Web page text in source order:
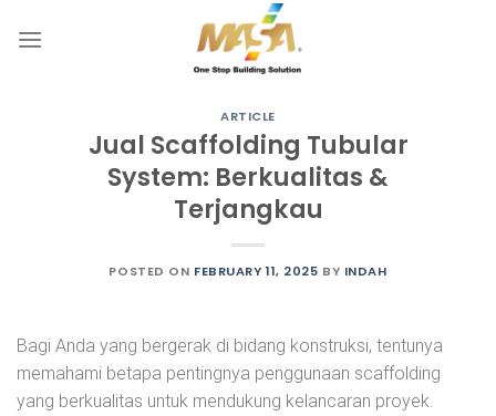
ARTICLE
Jual Scaffolding Tubular
System: Berkualitas &
Terjangkau
POSTED ON FEBRUARY 11, 2025 BY INDAH
Bagi Anda yang bergerak di bidang konstruksi, tentunya
memahami betapa pentingnya penggunaan scaffolding
yang berkualitas untuk mendukung kelancaran proyek.